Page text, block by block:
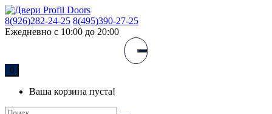
8(926)282-24-25 8(495)390-27-25
Ежедневно с 10:00 до 20:00
0
Ваша корзина пуста!